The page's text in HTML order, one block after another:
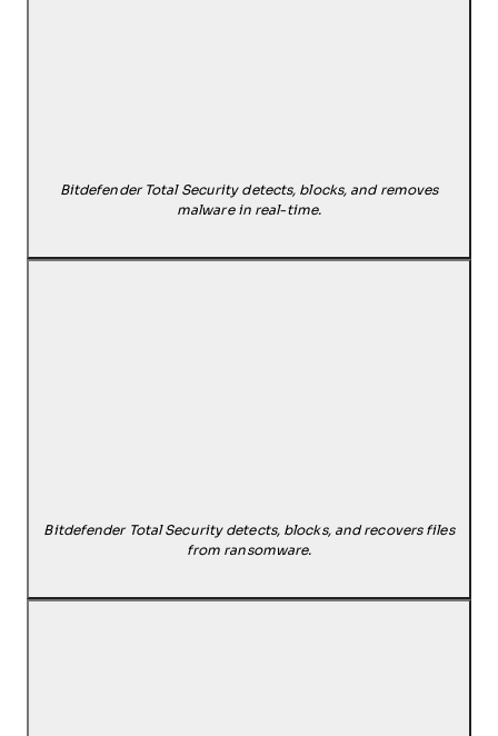
Bitdefender Total Security detects, blocks, and removes
malware in real-time.
Bitdefender Total Security detects, blocks, and recovers files
from ransomware.